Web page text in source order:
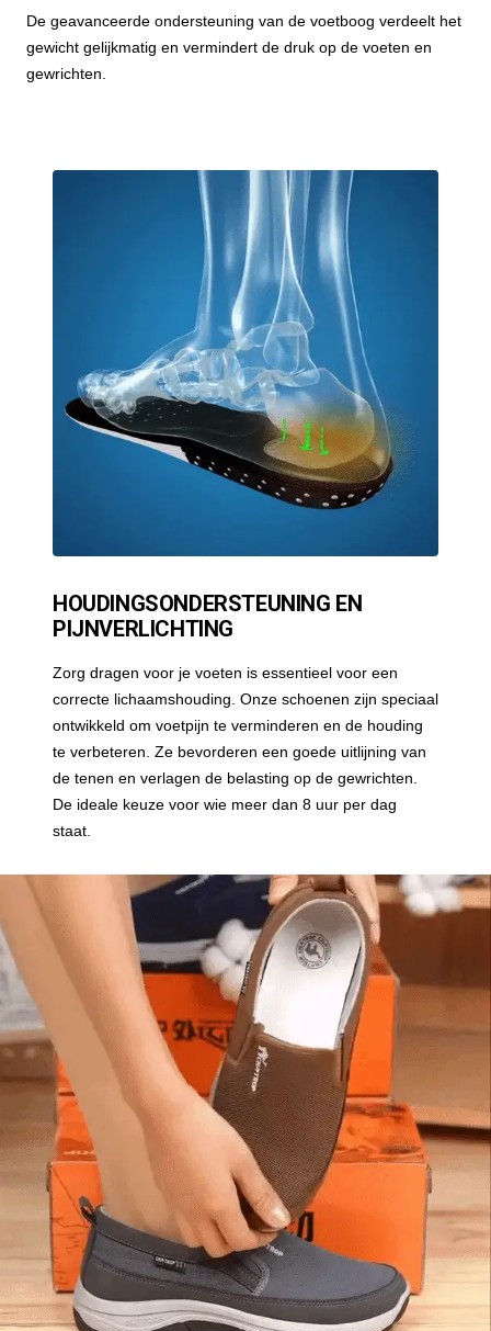
De geavanceerde ondersteuning van de voetboog verdeelt het
gewicht gelijkmatig en vermindert de druk op de voeten en
gewrichten.
HOUDINGSONDERSTEUNING EN
PIJNVERLICHTING
Zorg dragen voor je voeten is essentieel voor een
correcte lichaamshouding. Onze schoenen zijn speciaal
ontwikkeld om voetpijn te verminderen en de houding
te verbeteren. Ze bevorderen een goede uitlijning van
de tenen en verlagen de belasting op de gewrichten.
De ideale keuze voor wie meer dan 8 uur per dag
staat.